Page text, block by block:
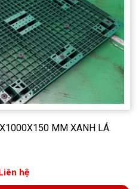
MM XANH LÁ.
hệ